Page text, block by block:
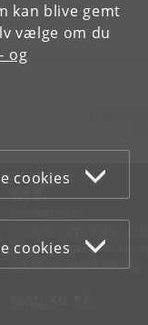
kan blive gemt
vælge om du
og
cookies
cookies
WEB
Tilgængelighedserklæring
Informationssikkerhed